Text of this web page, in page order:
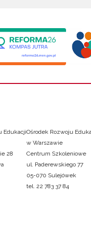
Edukacji
28
Ośrodek Rozwoju
w Warszawie
Centrum Szkoleniowe
ul. Paderewskiego 77
05-070 Sulejówek
tel. 22 783 37 84